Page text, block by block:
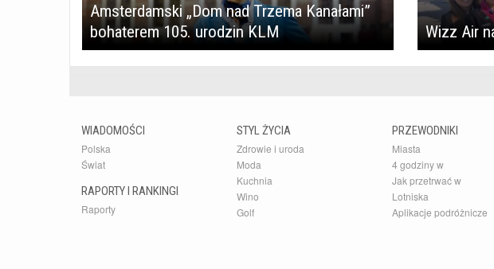
Amsterdamski „Dom nad Trzema Kanałami”
bohaterem 105. urodzin KLM
Wizz Air
WIADOMOŚCI
Polska
Świat
RAPORTY I RANKINGI
Raporty
STYL ŻYCIA
Zdrowie i uroda
Moda
Kuchnia
Wino
Golf
PRZEWODNIKI
Miasta
4 godziny w
Jak przetrwać w
Lotniska
Aplikacje podróżnicze